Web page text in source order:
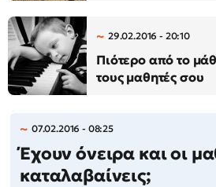
29.02.2016 - 20:10
Πιότερο από το
τους μαθητές σου
07.02.2016 - 08:25
Έχουν όνειρα και οι
καταλαβαίνεις;